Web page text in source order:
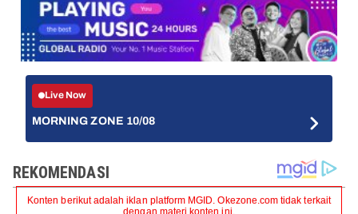
Live Now
MORNING ZONE 10/08